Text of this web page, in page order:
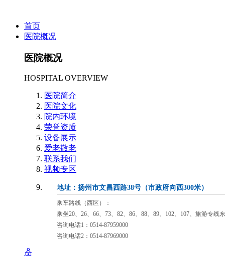
首页
医院概况
医院概况
HOSPITAL OVERVIEW
医院简介
医院文化
院内环境
荣誉资质
设备展示
爱老敬老
联系我们
视频专区
地址：扬州市文昌西路38号（市政府向西300米）
乘车路线（西区）：
乘坐20、26、66、73、82、86、88、89、102、107、旅游专线
咨询电话1：0514-87959000
咨询电话2：0514-87969000